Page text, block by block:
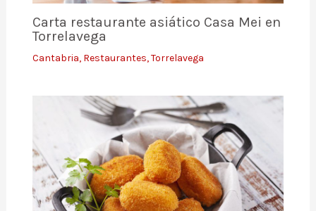
Carta restaurante asiático Casa Mei en
Torrelavega
Cantabria, Restaurantes,Torrelavega